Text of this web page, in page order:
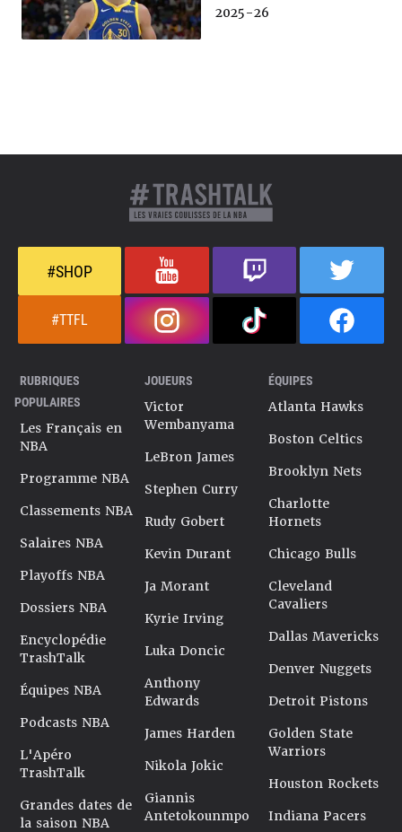
2025-26
#SHOP
#TTFL
RUBRIQUES
POPULAIRES
Les Français en
NBA
Programme NBA
Classements NBA
Salaires NBA
Playoffs NBA
Dossiers NBA
Encyclopédie
TrashTalk
Équipes NBA
Podcasts NBA
L'Apéro
TrashTalk
Grandes dates de
la saison NBA
JOUEURS
Victor
Wembanyama
LeBron James
Stephen Curry
Rudy Gobert
Kevin Durant
Ja Morant
Kyrie Irving
Luka Doncic
Anthony
Edwards
James Harden
Nikola Jokic
Giannis
Antetokounmpo
ÉQUIPES
Atlanta Hawks
Boston Celtics
Brooklyn Nets
Charlotte
Hornets
Chicago Bulls
Cleveland
Cavaliers
Dallas Mavericks
Denver Nuggets
Detroit Pistons
Golden State
Warriors
Houston Rockets
Indiana Pacers